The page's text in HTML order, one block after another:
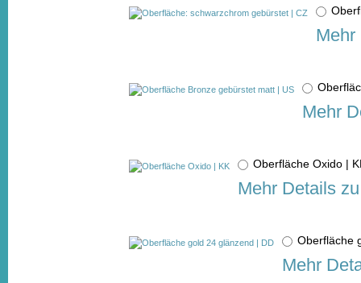
Mehr
Mehr
Oberfläche Oxido |
Mehr Details
Oberfläche
Mehr